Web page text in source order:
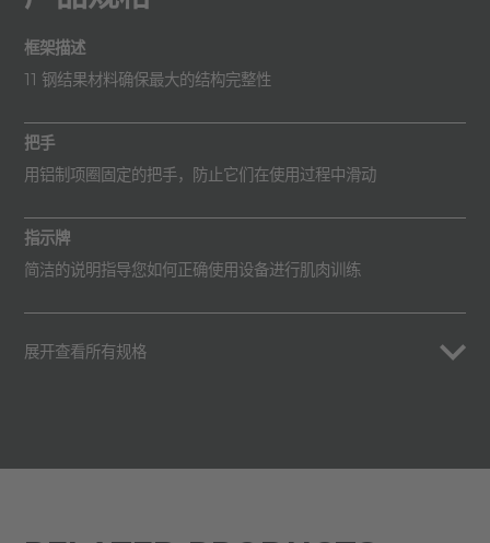
框架描述
11 钢结果材料确保最大的结构完整性
把手
用铝制项圈固定的把手，防止它们在使用过程中滑动
指示牌
简洁的说明指导您如何正确使用设备进行肌肉训练
展开查看所有规格